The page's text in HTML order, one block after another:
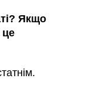
Якщо
це